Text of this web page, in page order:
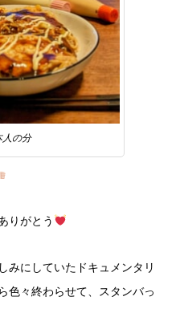
人の分
りがとう
みにしていたドキュメンタリ
色々終わらせて、スタンバっ